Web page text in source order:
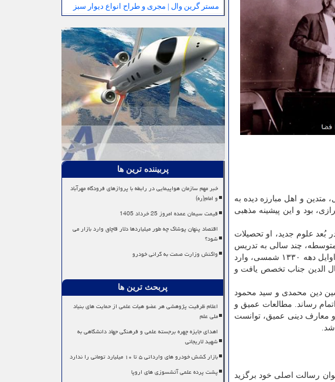
اصیل، متدین و اهل مبارزه دیده به
بود و این پیشینه مذهبی
بُعد علوم جدید، او تحصیلات
متوسطه، چند سالی به تدریس
در دبستان توفیق زنجان مشغول شد که این تجربه، علاقه او به حرفه معلمی را تثبیت کرد. با مهاجرت به تهران در اوایل دهه ۱۳۳۰ شمسی، وارد
الدین جناب تخصص یافت و
دین محمدی و سید محمود
رساند. مطالعات عمیق و
معارف دینی عمیق، توانست
رسالت اصلی خود برگزید
مستر گرین وال | مجری و طراح انواع دیوار سبز
پربیننده ترین ها
خبر مهم سازمان هواپیمایی در رابطه با پروازهای فرودگاه مهرآباد
و امام(ره)
قیمت سیمان عمده امروز 25 خرداد 1405
اقتصاد پنهان پوشاک چه طور میلیاردها دلار قاچاق وارد بازار می
شود؟
واکنش وزارت صمت به گرانی خودرو
پربحث ترین ها
اعلام ظرفیت پژوهشی هر عضو هیات علمی از حمایت های بنیاد
ملی علم
اهدای جایزه چهره برجسته علمی و فرهنگی جهاد دانشگاهی به
شهید لاریجانی
بازار کشش خودرو های وارداتی ۵ تا ۱۰ میلیارد تومانی را ندارد
پشت پرده علمی آتشسوزی های اروپا